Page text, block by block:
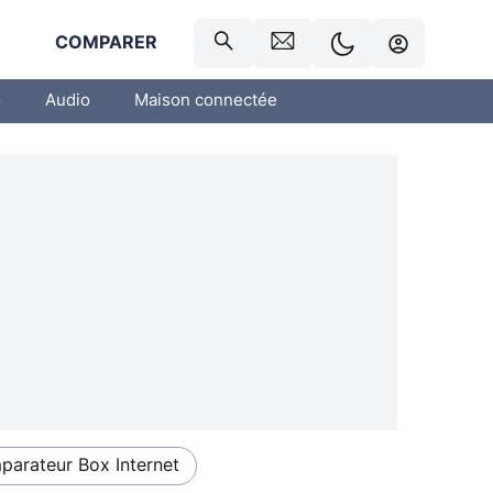
COMPARER
Audio Maison connectée
Box Internet